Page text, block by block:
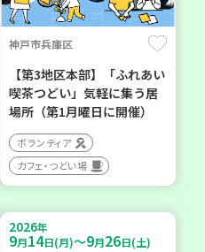
神戸市兵庫区
【第3地区本部】「ふれあい
喫茶つどい」気軽に集う居
場所（第1月曜日に開催）
ボランティア
カフェ・つどい場
2026年
9月14日(月)～9月26日(土)